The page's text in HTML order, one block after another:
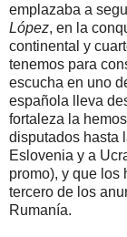
emplazaba a
López, en la
continental y
tenemos para
escucha en uno
española lleva
fortaleza la
disputados hasta
Eslovenia y a
promo), y que los
tercero de los
Rumanía.